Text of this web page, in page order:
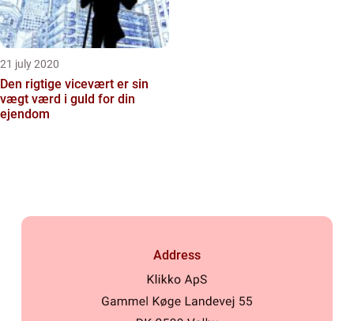
21 july 2020
Den rigtige vicevært er sin
vægt værd i guld for din
ejendom
Address